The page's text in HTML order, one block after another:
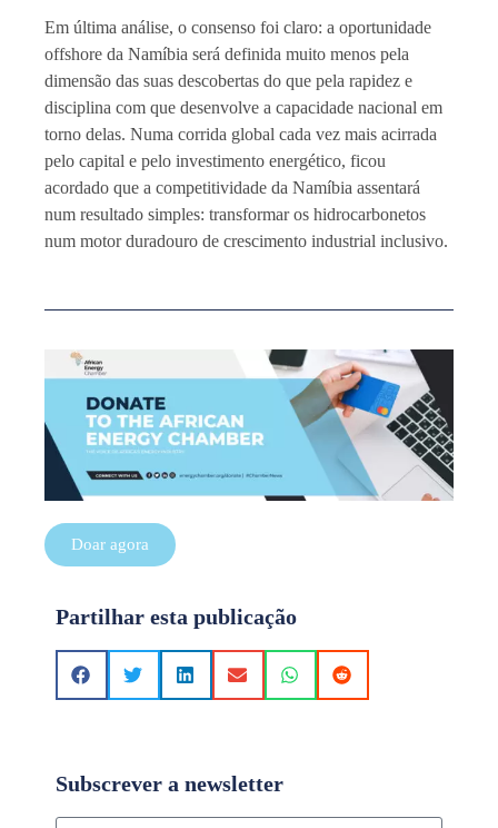
Em última análise, o consenso foi claro: a oportunidade
offshore da Namíbia será definida muito menos pela
dimensão das suas descobertas do que pela rapidez e
disciplina com que desenvolve a capacidade nacional em
torno delas. Numa corrida global cada vez mais acirrada
pelo capital e pelo investimento energético, ficou
acordado que a competitividade da Namíbia assentará
num resultado simples: transformar os hidrocarbonetos
num motor duradouro de crescimento industrial inclusivo.
Doar agora
Partilhar esta publicação
Subscrever a newsletter